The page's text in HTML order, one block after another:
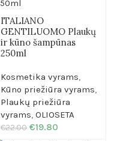
ITALIANO
GENTILUOMO Plaukų
ir kūno šampūnas
250ml
Kosmetika vyrams,
Kūno priežiūra vyrams,
Plaukų priežiūra
vyrams, OLIOSETA
€22.00 €19.80